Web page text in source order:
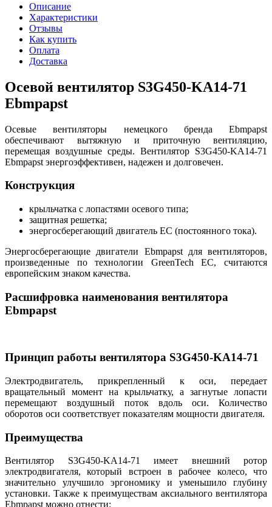
Описание
Характеристики
Отзывы
Как купить
Оплата
Доставка
Осевой вентилятор S3G450-KA14-71
Ebmpapst
Осевые вентиляторы немецкого бренда Ebmpapst
обеспечивают вытяжную и приточную вентиляцию,
перемещая воздушные среды. Вентилятор S3G450-KA14-71
Ebmpapst энергоэффективен, надежен и долговечен.
Конструкция
крыльчатка с лопастями осевого типа;
защитная решетка;
энергосберегающий двигатель EC (постоянного тока).
Энергосберегающие двигатели Ebmpapst для вентиляторов,
произведенные по технологии GreenTech EC, считаются
европейским знаком качества.
Расшифровка наименования вентилятора
Ebmpapst
Принцип работы вентилятора S3G450-KA14-71
Электродвигатель, прикрепленный к оси, передает
вращательный момент на крыльчатку, а загнутые лопасти
перемещают воздушный поток вдоль оси. Количество
оборотов оси соответствует показателям мощности двигателя.
Преимущества
Вентилятор S3G450-KA14-71 имеет внешний ротор
электродвигателя, который встроен в рабочее колесо, что
значительно улучшило эргономику и уменьшило глубину
установки. Также к преимуществам аксиального вентилятора
Ebmpapst можно отнести: